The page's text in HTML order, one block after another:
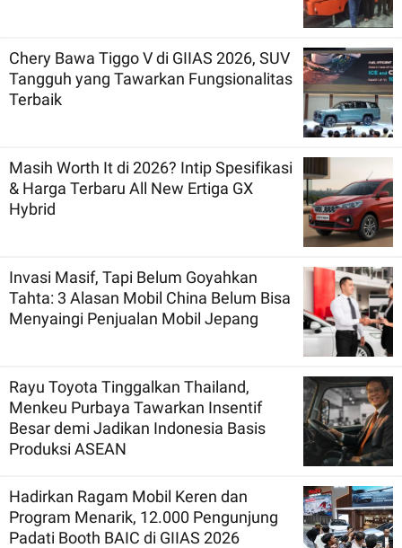
Chery Bawa Tiggo V di GIIAS 2026, SUV
Tangguh yang Tawarkan Fungsionalitas
Terbaik
Masih Worth It di 2026? Intip Spesifikasi
& Harga Terbaru All New Ertiga GX
Hybrid
Invasi Masif, Tapi Belum Goyahkan
Tahta: 3 Alasan Mobil China Belum Bisa
Menyaingi Penjualan Mobil Jepang
Rayu Toyota Tinggalkan Thailand,
Menkeu Purbaya Tawarkan Insentif
Besar demi Jadikan Indonesia Basis
Produksi ASEAN
Hadirkan Ragam Mobil Keren dan
Program Menarik, 12.000 Pengunjung
Padati Booth BAIC di GIIAS 2026